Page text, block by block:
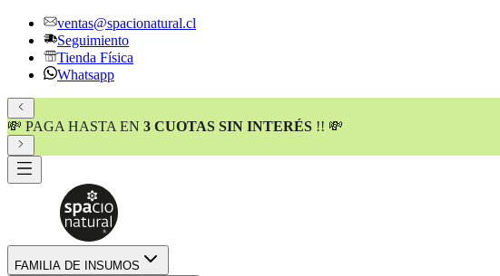
ventas@spacionatural.cl
Seguimiento
Tienda Física
Whatsapp
💸 PAGA HASTA EN 3 CUOTAS SIN INTERÉS !! 💸
FAMILIA DE INSUMOS